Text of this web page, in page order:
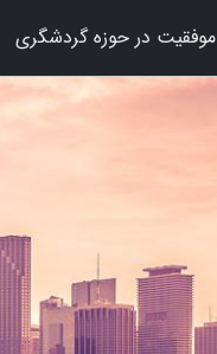
موفقیت در حوزه گردشگری